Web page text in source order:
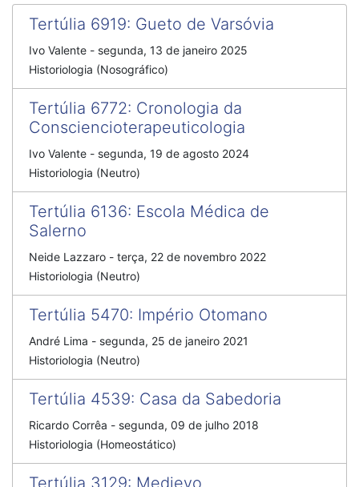
Tertúlia 6919: Gueto de Varsóvia
Ivo Valente - segunda, 13 de janeiro 2025
Historiologia (Nosográfico)
Tertúlia 6772: Cronologia da
Consciencioterapeuticologia
Ivo Valente - segunda, 19 de agosto 2024
Historiologia (Neutro)
Tertúlia 6136: Escola Médica de
Salerno
Neide Lazzaro - terça, 22 de novembro 2022
Historiologia (Neutro)
Tertúlia 5470: Império Otomano
André Lima - segunda, 25 de janeiro 2021
Historiologia (Neutro)
Tertúlia 4539: Casa da Sabedoria
Ricardo Corrêa - segunda, 09 de julho 2018
Historiologia (Homeostático)
Tertúlia 3129: Medievo